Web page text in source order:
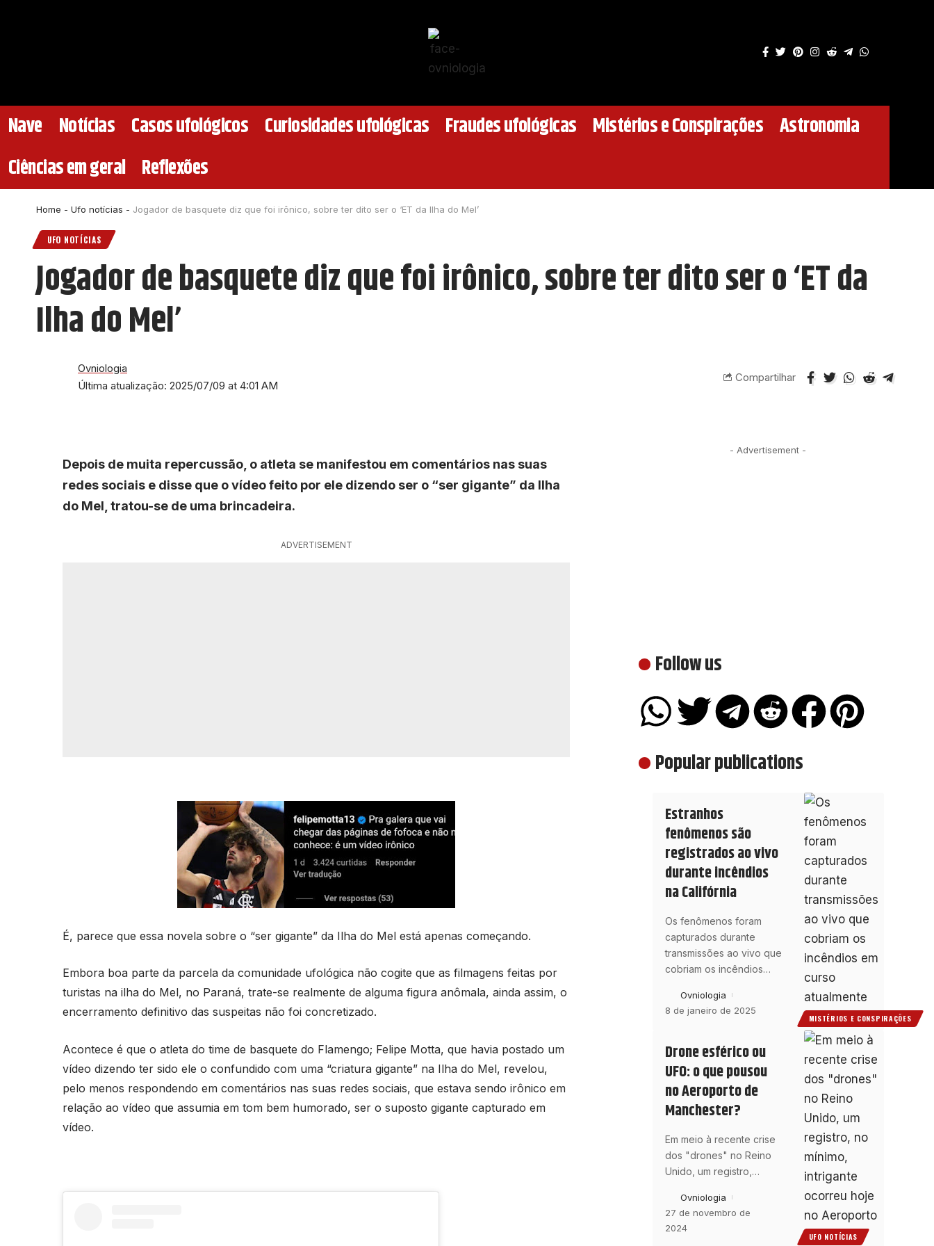
Nave Notícias Casos ufológicos Curiosidades ufológicas Fraudes ufológicas Mistérios e Conspirações Astronomia
Ciências em geral Reflexões
Home - Ufo notícias - Jogador de basquete diz que foi irônico, sobre ter dito ser o ‘ET da Ilha do Mel’
UFO NOTÍCIAS
Jogador de basquete diz que foi irônico, sobre ter dito ser o ‘ET da
Ilha do Mel’
Última atualização: 2025/07/09 at 4:01 AM
Ovniologia
Compartilhar
Depois de muita repercussão, o atleta se manifestou em comentários nas suas
redes sociais e disse que o vídeo feito por ele dizendo ser o “ser gigante” da Ilha
do Mel, tratou-se de uma brincadeira.
ADVERTISEMENT
É, parece que essa novela sobre o “ser gigante” da Ilha do Mel está apenas começando.
Embora boa parte da parcela da comunidade ufológica não cogite que as filmagens feitas por
turistas na ilha do Mel, no Paraná, trate-se realmente de alguma figura anômala, ainda assim, o
encerramento definitivo das suspeitas não foi concretizado.
Acontece é que o atleta do time de basquete do Flamengo; Felipe Motta, que havia postado um
vídeo dizendo ter sido ele o confundido com uma “criatura gigante” na Ilha do Mel, revelou,
pelo menos respondendo em comentários nas suas redes sociais, que estava sendo irônico em
relação ao vídeo que assumia em tom bem humorado, ser o suposto gigante capturado em
vídeo.
- Advertisement -
Follow us
Popular publications
MISTÉRIOS E CONSPIRAÇÕES
Estranhos
fenômenos são
registrados ao vivo
durante incêndios
na Califórnia
Os fenômenos foram
capturados durante
transmissões ao vivo que
cobriam os incêndios…
Ovniologia
8 de janeiro de 2025
UFO NOTÍCIAS
Drone esférico ou
UFO: o que pousou
no Aeroporto de
Manchester?
Em meio à recente crise
dos "drones" no Reino
Unido, um registro,…
Ovniologia
27 de novembro de
2024